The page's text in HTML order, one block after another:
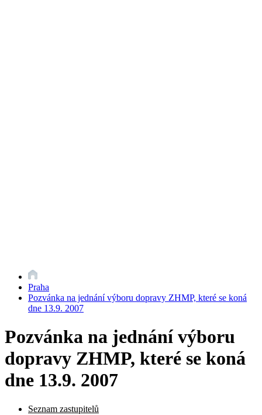
Praha
Pozvánka na jednání výboru dopravy ZHMP, které se koná
dne 13.9. 2007
Pozvánka na jednání výboru
dopravy ZHMP, které se koná
dne 13.9. 2007
Seznam zastupitelů